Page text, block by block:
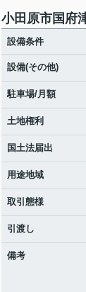
小田原市国府
設備条件
設備(その他)
駐車場/月額
土地権利
国土法届出
用途地域
取引態様
引渡し
備考